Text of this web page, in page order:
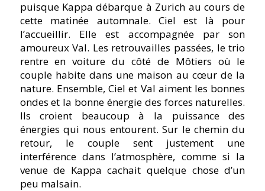
puisque Kappa débarque à Zurich au cours de
cette matinée automnale. Ciel est là pour
l’accueillir. Elle est accompagnée par son
amoureux Val. Les retrouvailles passées, le trio
rentre en voiture du côté de Môtiers où le
couple habite dans une maison au cœur de la
nature. Ensemble, Ciel et Val aiment les bonnes
ondes et la bonne énergie des forces naturelles.
Ils croient beaucoup à la puissance des
énergies qui nous entourent. Sur le chemin du
retour, le couple sent justement une
interférence dans l’atmosphère, comme si la
venue de Kappa cachait quelque chose d’un
peu malsain.